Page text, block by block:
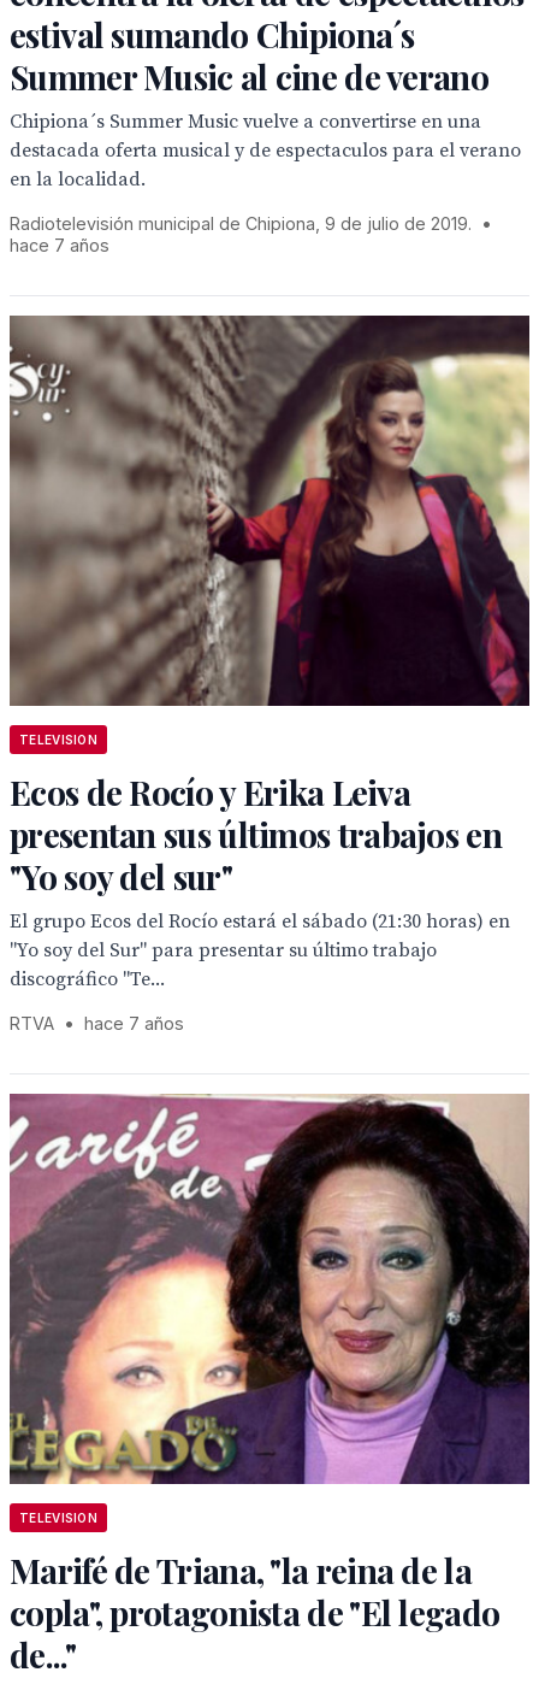
estival sumando Chipiona´s
Summer Music al cine de verano
Chipiona´s Summer Music vuelve a convertirse en una
destacada oferta musical y de espectaculos para el verano
en la localidad.
Radiotelevisión municipal de Chipiona, 9 de julio de 2019.
•
hace 7 años
TELEVISION
Ecos de Rocío y Erika Leiva
presentan sus últimos trabajos en
"Yo soy del sur"
El grupo Ecos del Rocío estará el sábado (21:30 horas) en
"Yo soy del Sur" para presentar su último trabajo
discográfico "Te...
RTVA • hace 7 años
TELEVISION
Marifé de Triana, "la reina de la
copla", protagonista de "El legado
de..."